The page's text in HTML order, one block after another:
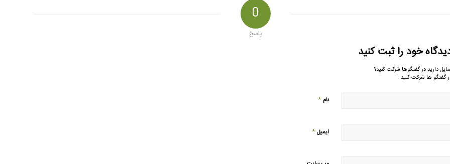
0
پاسخ
خود را ثبت کنید
دارید در گفتگوها شرکت کنید؟
گفتگو ها شرکت کنید.
نام *
ایمیل*